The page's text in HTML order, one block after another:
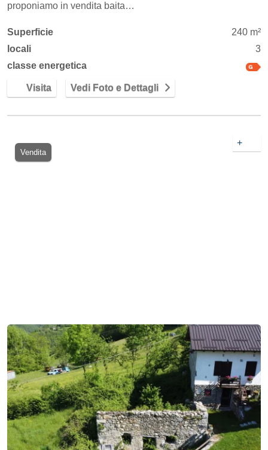
proponiamo in vendita baita…
Superficie
240 m²
locali
3
classe energetica
Visita Vedi Foto e Dettagli
Vendita
+